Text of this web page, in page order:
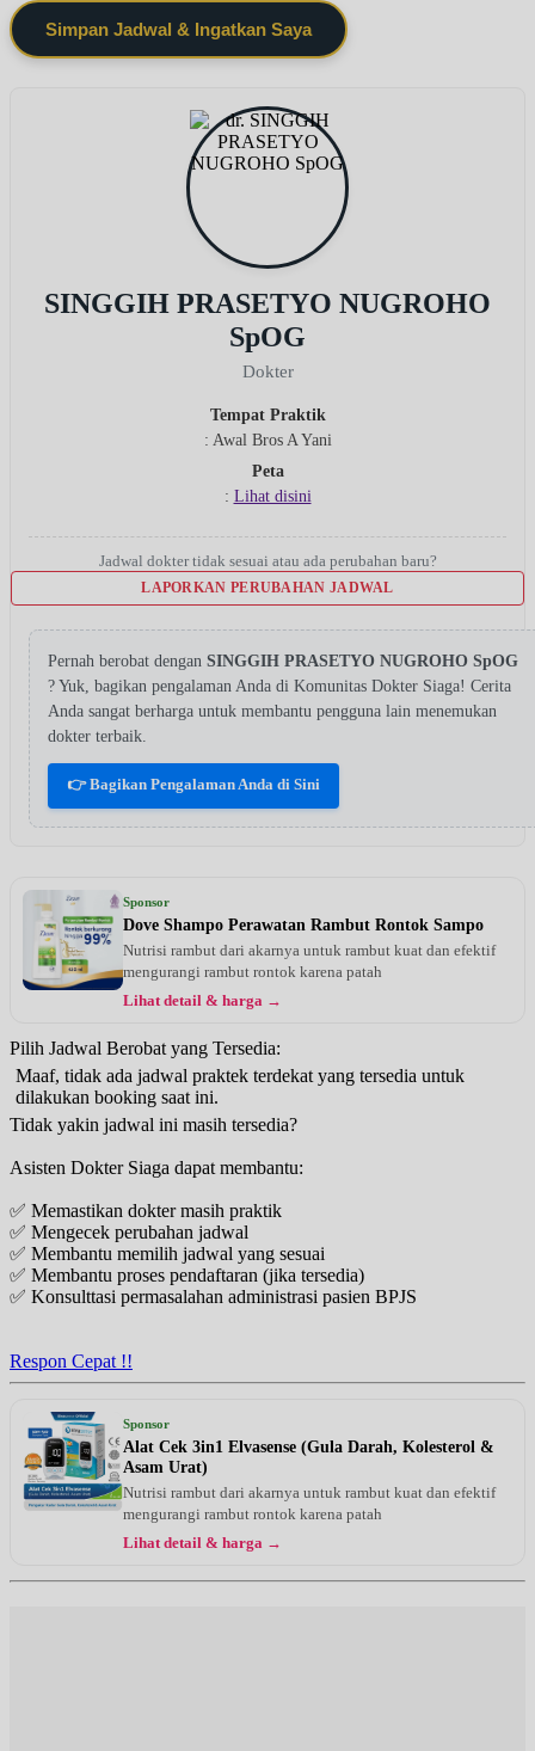
Simpan Jadwal & Ingatkan Saya
SINGGIH PRASETYO NUGROHO
SpOG
Dokter
Tempat Praktik
: Awal Bros A Yani
Peta
: Lihat disini
Jadwal dokter tidak sesuai atau ada perubahan baru?
LAPORKAN PERUBAHAN JADWAL
Pernah berobat dengan SINGGIH PRASETYO NUGROHO SpOG
? Yuk, bagikan pengalaman Anda di Komunitas Dokter Siaga! Cerita
Anda sangat berharga untuk membantu pengguna lain menemukan
dokter terbaik.
👉 Bagikan Pengalaman Anda di Sini
Sponsor
Dove Shampo Perawatan Rambut Rontok Sampo
Nutrisi rambut dari akarnya untuk rambut kuat dan efektif
mengurangi rambut rontok karena patah
Lihat detail & harga →
Pilih Jadwal Berobat yang Tersedia:
Maaf, tidak ada jadwal praktek terdekat yang tersedia untuk
dilakukan booking saat ini.
Tidak yakin jadwal ini masih tersedia?
Asisten Dokter Siaga dapat membantu:
✅ Memastikan dokter masih praktik
✅ Mengecek perubahan jadwal
✅ Membantu memilih jadwal yang sesuai
✅ Membantu proses pendaftaran (jika tersedia)
✅ Konsulttasi permasalahan administrasi pasien BPJS
Respon Cepat !!
Sponsor
Alat Cek 3in1 Elvasense (Gula Darah, Kolesterol &
Asam Urat)
Nutrisi rambut dari akarnya untuk rambut kuat dan efektif
mengurangi rambut rontok karena patah
Lihat detail & harga →